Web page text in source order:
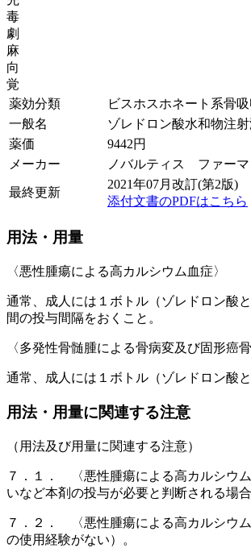
毒
劇
麻
向
覚
薬効分類
ビスホスホネート系骨
一般名
ゾレドロン酸水和物注射
薬価
9442円
メーカー
ノバルティス ファーマ
最終更新
2021年07月改訂(第2版)
添付文書のPDFはこちら
用法・用量
〈悪性腫瘍による高カルシウム血症〉
通常、成人には１ボトル（ゾレドロン酸
間の投与間隔をおくこと。
〈多発性骨髄腫による骨病変及び固形癌
通常、成人には１ボトル（ゾレドロン酸
用法・用量に関連する注意
（用法及び用量に関連する注意）
７．１． 〈悪性腫瘍による高カルシウ
いなど本剤の投与が必要と判断される場
７．２． 〈悪性腫瘍による高カルシウ
の使用経験がない）。